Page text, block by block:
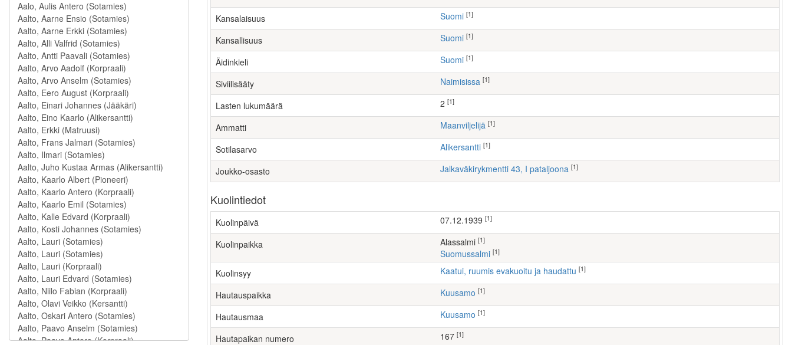
Kansalaisuus Suomi [1]
Kansallisuus Suomi [1]
Äidinkieli Suomi [1]
Siviilisääty Naimisissa [1]
Lasten lukumäärä [1]
Ammatti maanviljelijä [1]
Sotilasarvo Alikersantti [1]
Joukko-osasto Jalkaväkirykmentti 43, I pataljoona [1]
Kuolintiedot
Kuolinpäivä 07.12.1939 [1]
Kuolinpaikka Alassalmi [1]
Suomussalmi [1]
Kuolinsyy Kaatui, ruumis evakuoitu ja haudattu [1]
Hautauspaikka Kuusamo [1]
Hautausmaa Kuusamo [1]
Hautapaikan numero 167 [1]